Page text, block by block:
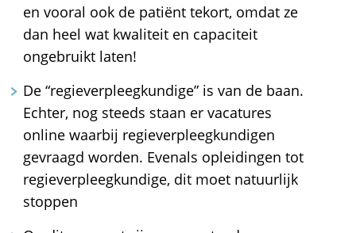
en vooral ook de patiënt tekort, omdat ze
dan heel wat kwaliteit en capaciteit
ongebruikt laten!
De “regieverpleegkundige” is van de baan.
Echter, nog steeds staan er vacatures
online waarbij regieverpleegkundigen
gevraagd worden. Evenals opleidingen tot
regieverpleegkundige, dit moet natuurlijk
stoppen